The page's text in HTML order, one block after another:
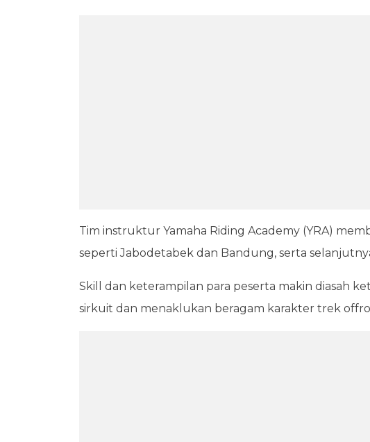
Tim instruktur Yamaha Riding Academy (YRA)
seperti Jabodetabek dan Bandung, serta
Skill dan keterampilan para peserta makin diasah
sirkuit dan menaklukan beragam karakter trek